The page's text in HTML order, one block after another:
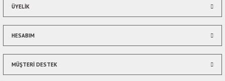
ÜYELİK
HESABIM
MÜŞTERİ DESTEK